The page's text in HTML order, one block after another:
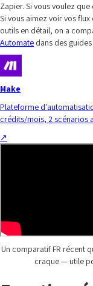
Zapier. Si vous voulez
Si vous aimez voir vos
outils en détail, on a
Automate dans des
Make
Plateforme
crédits/mois, 2 scénarios
↗
Un comparatif FR récent
craque — utile